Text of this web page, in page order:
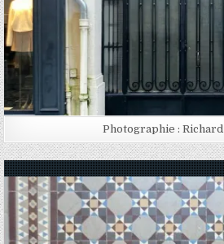
Photographie :
Posted in